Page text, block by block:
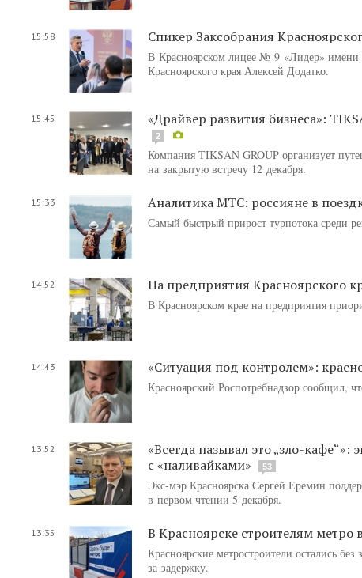
15:58 Спикер Заксобрания
В Красноярском лицее № 9 «Лидер» имени
Красноярского края Алексей Додатко.
15:45 «Драйвер развития бизнеса»:
2
Компания TIKSAN GROUP организует
на закрытую встречу 12 декабря.
15:33 Аналитика МТС: россияне в
Самый быстрый прирост турпотока среди
14:52 На предприятия Красноярского
В Красноярском крае на предприятия
14:43 «Ситуация под контролем»:
Красноярский Роспотребнадзор сообщил,
13:52
«Всегда называл это „зло-
с «наливайками»
53
Экс-мэр Красноярска Сергей Еремин
в первом чтении 5 декабря.
13:35 В Красноярске строителям метро
Красноярские метростроители остались
за задержку.